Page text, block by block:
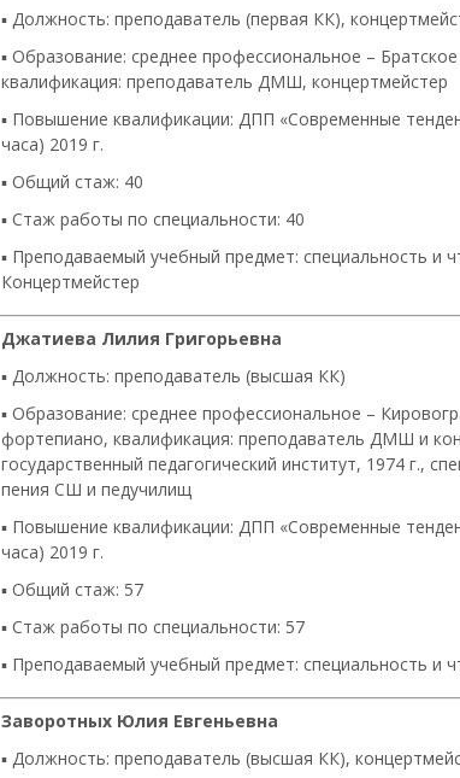
▪ Должность: преподаватель (первая КК),
▪ Образование: среднее профессиональное –
квалификация: преподаватель ДМШ, концертмейстер
▪ Повышение квалификации: ДПП «Современные
часа) 2019 г.
▪ Общий стаж: 40
▪ Стаж работы по специальности: 40
▪ Преподаваемый учебный предмет: специальность и
Концертмейстер
Джатиева Лилия Григорьевна
▪ Должность: преподаватель (высшая КК)
▪ Образование: среднее профессиональное –
фортепиано, квалификация: преподаватель ДМШ и
государственный педагогический институт, 1974 г.,
пения СШ и педучилищ
▪ Повышение квалификации: ДПП «Современные
часа) 2019 г.
▪ Общий стаж: 57
▪ Стаж работы по специальности: 57
▪ Преподаваемый учебный предмет: специальность и
Заворотных Юлия Евгеньевна
▪ Должность: преподаватель (высшая КК),